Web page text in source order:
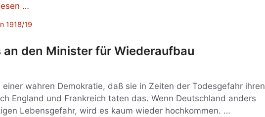
…
1918/19
an den Minister für Wiederaufbau
einer wahren Demokratie, daß sie in Zeiten der Todesgefahr ihren
England und Frankreich taten das. Wenn Deutschland anders
Lebensgefahr, wird es kaum wieder hochkommen. …